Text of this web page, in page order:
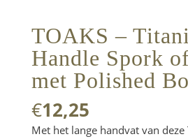
TOAKS –
Handle Spork
met Polished
€12,25
Met het lange handvat van